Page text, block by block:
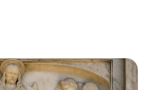
rendu du Conseil Pastoral du